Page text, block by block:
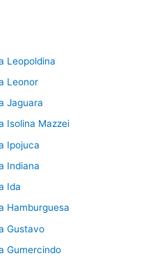
Leopoldina
Leonor
Jaguara
Isolina Mazzei
Ipojuca
Indiana
Ida
Hamburguesa
Gustavo
Gumercindo